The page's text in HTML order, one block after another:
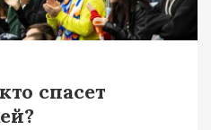
спасет